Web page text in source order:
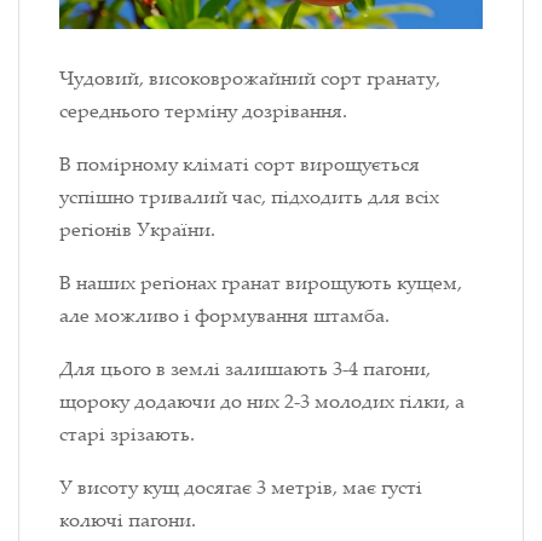
Чудовий, високоврожайний сорт гранату,
середнього терміну дозрівання.
В помірному кліматі сорт вирощується
успішно тривалий час, підходить для всіх
регіонів України.
В наших регіонах гранат вирощують кущем,
але можливо і формування штамба.
Для цього в землі залишають 3-4 пагони,
щороку додаючи до них 2-3 молодих гілки, а
старі зрізають.
У висоту кущ досягає 3 метрів, має густі
колючі пагони.